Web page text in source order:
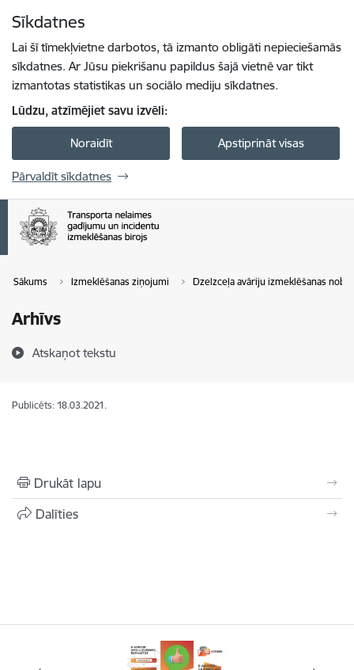
Sīkdatnes
Lai šī tīmekļvietne darbotos, tā izmanto obligāti nepieciešamās
sīkdatnes. Ar Jūsu piekrišanu papildus šajā vietnē var tikt
izmantotas statistikas un sociālo mediju sīkdatnes.
Lūdzu, atzīmējiet savu izvēli:
Noraidīt Apstiprināt visas
Pārvaldīt sīkdatnes
Sākums Izmeklēšanas ziņojumi Dzelzceļa avāriju izmeklēšanas
Arhīvs
Atskaņot tekstu
Publicēts: 18.03.2021.
Drukāt lapu
Dalīties